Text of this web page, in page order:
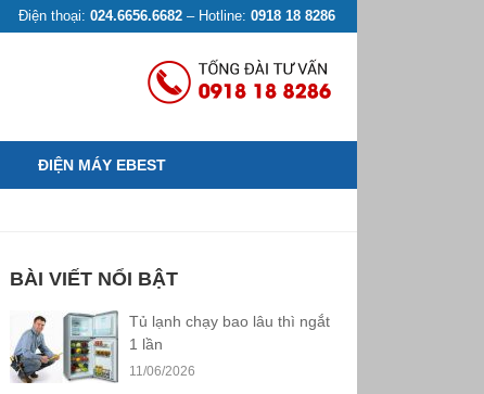
Điện thoại: 024.6656.6682 – Hotline: 0918 18 8286
ĐIỆN MÁY EBEST
BÀI VIẾT NỔI BẬT
Tủ lạnh chạy bao lâu thì ngắt
1 lần
11/06/2026